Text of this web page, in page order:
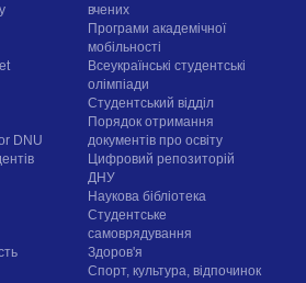
DNU
вчених
Програми академічної
мобільності
Всеукраїнські студентські
олімпіади
Студентський відділ
Порядок отримання
документів про освіту
Цифровий репозиторій
ДНУ
Наукова бібліотека
Студентське
самоврядування
Здоров'я
Спорт, культура, відпочинок